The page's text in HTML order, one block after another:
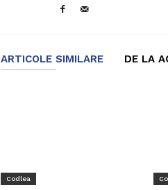
ARTICOLE SIMILARE DE LA
Codlea